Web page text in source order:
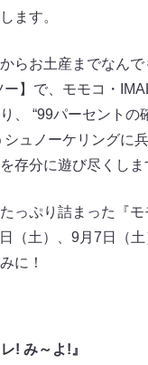
ます。
らお土産までなんで
ー】で、モモコ・
、 “99パーセントの
シュノーケリングに
存分に遊び尽くしま
っぷり詰まった『モ
（土）、9月7日（
に！
! み～よ!』